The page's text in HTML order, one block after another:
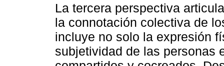
La tercera perspectiva
la connotación colectiva de
incluye no solo la expresión
subjetividad de las personas